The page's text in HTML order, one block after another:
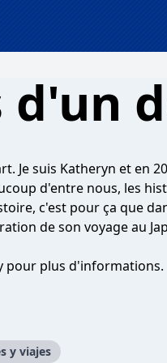
d'un
Je suis Katheryn et en
d'entre nous, les
c'est pour ça que
de son voyage au
pour plus d'informations.
y viajes